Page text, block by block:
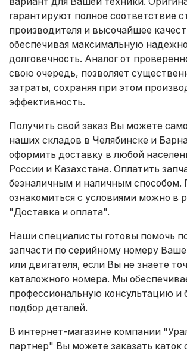
гарантируют полное соответствие
производителя и высочайшее
обеспечивая максимальную
долговечность. Аналог от
свою очередь, позволяет
затраты, сохраняя при этом
эффективность.
Получить свой заказ Вы можете
наших складов в Челябинске и
оформить доставку в любой
России и Казахстана. Оплатить
безналичным и наличным способом.
ознакомиться с условиями можно в
"Доставка и оплата".
Наши специалисты готовы помочь
запчасти по серийному номеру
или двигателя, если Вы не знаете
каталожного номера. Мы
профессиональную консультацию и
подбор деталей.
В интернет-магазине компании
партнер" Вы можете заказать каток